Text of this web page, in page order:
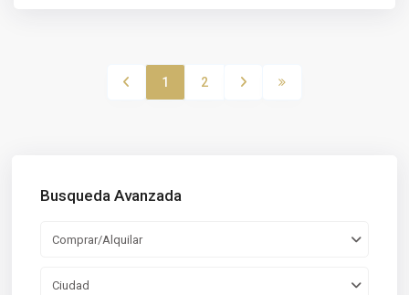
1 2
Busqueda Avanzada
Comprar/Alquilar
Ciudad